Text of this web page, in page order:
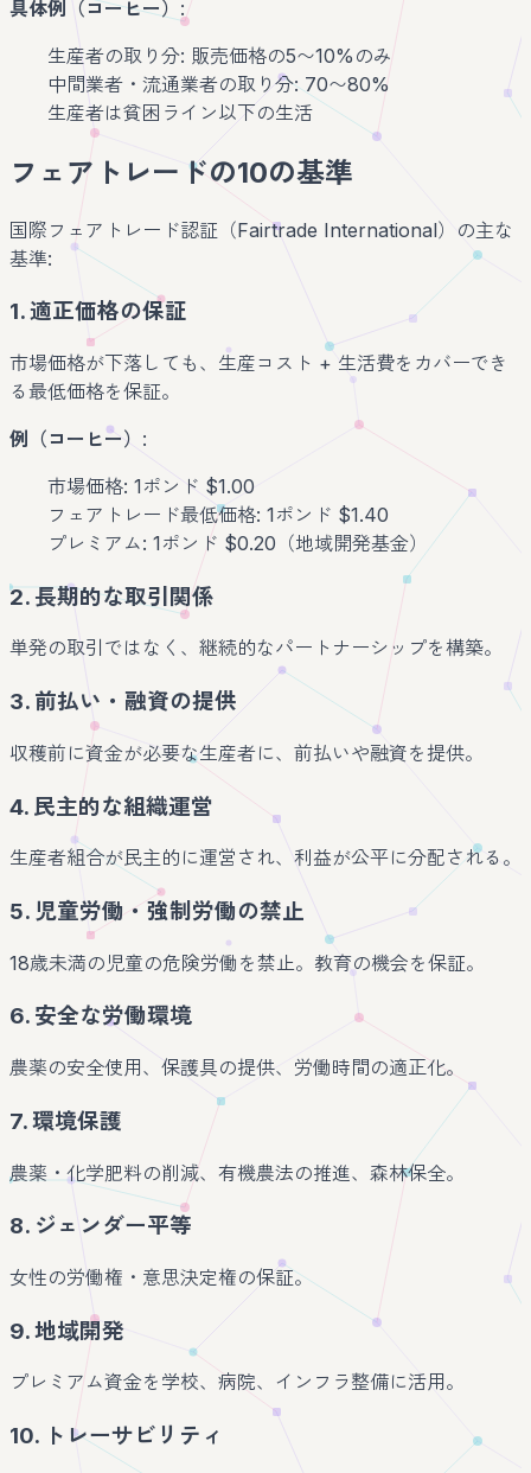
具体例（コーヒー） :
生産者の取り分: 販売価格の5〜10%のみ
中間業者・流通業者の取り分: 70〜80%
生産者は貧困ライン以下の生活
フェアトレードの10の基準
国際フェアトレード認証（Fairtrade International）の主な
基準:
1. 適正価格の保証
市場価格が下落しても、生産コスト + 生活費をカバーでき
る最低価格を保証。
例（コーヒー） :
市場価格: 1ポンド $1.00
フェアトレード最低価格: 1ポンド $1.40
プレミアム: 1ポンド $0.20（地域開発基金）
2. 長期的な取引関係
単発の取引ではなく、継続的なパートナーシップを構築。
3. 前払い・融資の提供
収穫前に資金が必要な生産者に、前払いや融資を提供。
4. 民主的な組織運営
生産者組合が民主的に運営され、利益が公平に分配される。
5. 児童労働・強制労働の禁止
18歳未満の児童の危険労働を禁止。教育の機会を保証。
6. 安全な労働環境
農薬の安全使用、保護具の提供、労働時間の適正化。
7. 環境保護
農薬・化学肥料の削減、有機農法の推進、森林保全。
8. ジェンダー平等
女性の労働権・意思決定権の保証。
9. 地域開発
プレミアム資金を学校、病院、インフラ整備に活用。
10. トレーサビリティ